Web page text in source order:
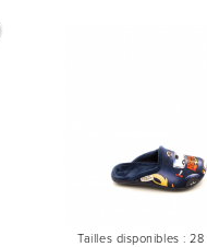
Tailles disponibles : 28